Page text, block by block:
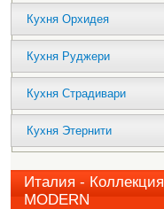
Кухня Орхидея
Кухня Руджери
Кухня Страдивари
Кухня Этернити
Италия - Коллекция
MODERN